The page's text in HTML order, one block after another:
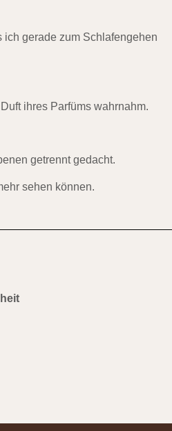
gerade zum Schlafengehen
ihres Parfüms wahrnahm.
getrennt gedacht.
sehen können.